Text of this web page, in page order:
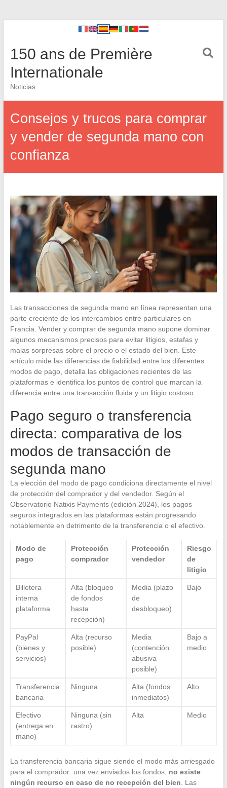
150 ans de Première
Internationale
Noticias
Consejos y trucos para comprar
y vender de segunda mano con
confianza
Las transacciones de segunda mano en línea representan una
parte creciente de los intercambios entre particulares en
Francia. Vender y comprar de segunda mano supone dominar
algunos mecanismos precisos para evitar litigios, estafas y
malas sorpresas sobre el precio o el estado del bien. Este
artículo mide las diferencias de fiabilidad entre los diferentes
modos de pago, detalla las obligaciones recientes de las
plataformas e identifica los puntos de control que marcan la
diferencia entre una transacción fluida y un litigio costoso.
Pago seguro o transferencia
directa: comparativa de los
modos de transacción de
segunda mano
La elección del modo de pago condiciona directamente el nivel
de protección del comprador y del vendedor. Según el
Observatorio Natixis Payments (edición 2024), los pagos
seguros integrados en las plataformas están progresando
notablemente en detrimento de la transferencia o el efectivo.
Modo de
pago
Protección
comprador
Protección
vendedor
Riesgo
de
litigio
Billetera
interna
plataforma
Alta (bloqueo
de fondos
hasta
recepción)
Media (plazo
de
desbloqueo)
Bajo
PayPal
(bienes y
servicios)
Alta (recurso
posible)
Media
(contención
abusiva
posible)
Bajo a
medio
Transferencia
bancaria
Ninguna
Alta (fondos
inmediatos)
Alto
Efectivo
(entrega en
mano)
Ninguna (sin
rastro)
Alta Medio
La transferencia bancaria sigue siendo el modo más arriesgado
para el comprador: una vez enviados los fondos, no existe
ningún recurso en caso de no recepción del bien . Las